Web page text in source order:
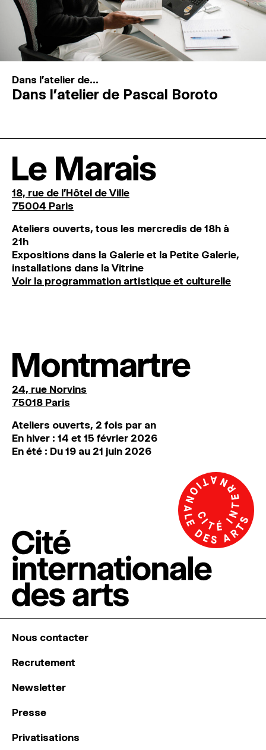
Dans l'atelier de...
Dans l’atelier de Pascal Boroto
Le Marais
18, rue de l'Hôtel de Ville
75004 Paris
Ateliers ouverts, tous les mercredis de 18h à
21h
Expositions dans la Galerie et la Petite Galerie,
installations dans la Vitrine
Voir la programmation artistique et culturelle
Montmartre
24, rue Norvins
75018 Paris
Ateliers ouverts, 2 fois par an
En hiver : 14 et 15 février 2026
En été : Du 19 au 21 juin 2026
Nous contacter
Recrutement
Newsletter
Presse
Privatisations